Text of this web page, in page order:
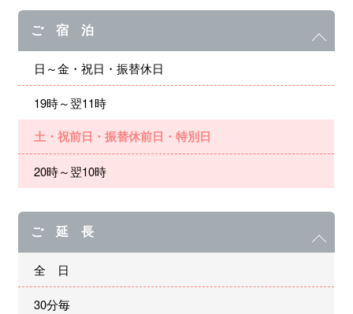
ご 宿 泊
日～金・祝日・振替休日
19時～翌11時
土・祝前日・振替休前日・特別日
20時～翌10時
ご 延 長
全 日
30分毎